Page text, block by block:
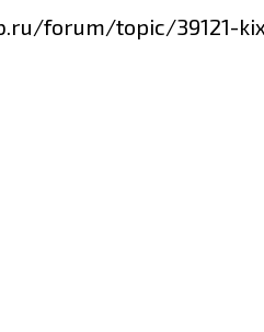
forum/topic/39121-